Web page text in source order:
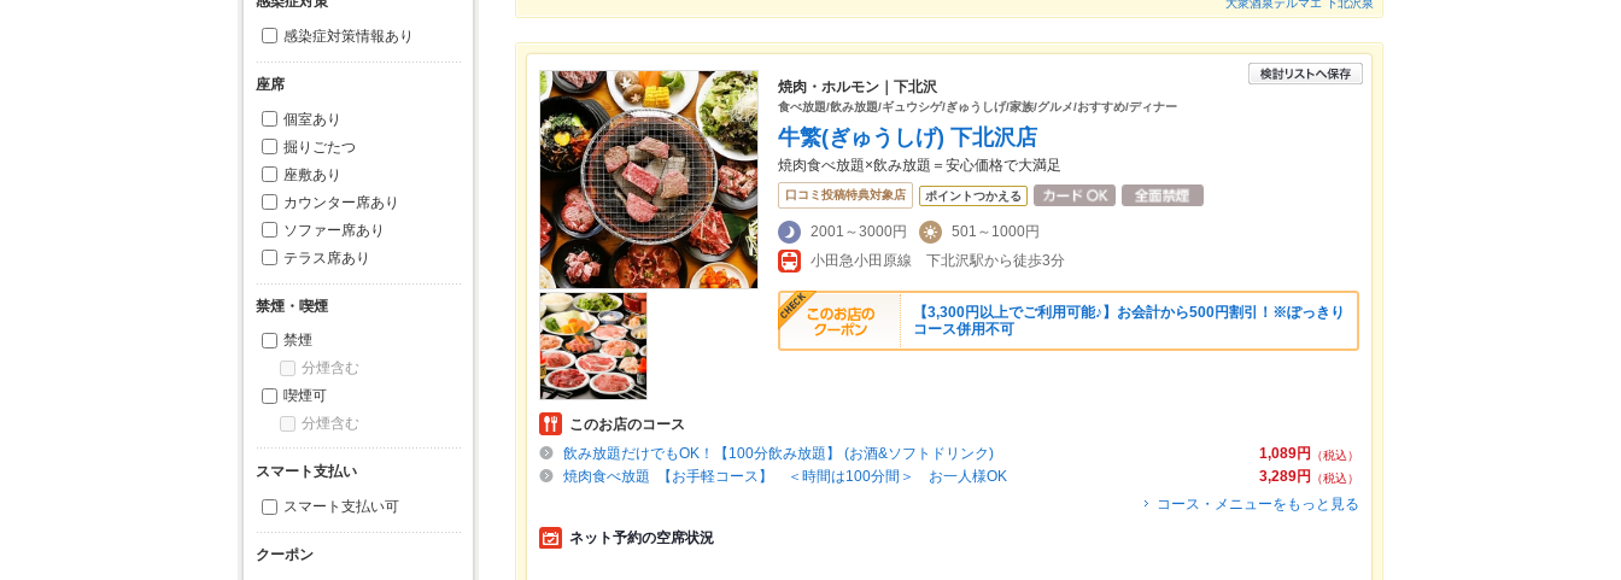
感染症対策情報あり
座席
個室あり
掘りごたつ
座敷あり
カウンター席あり
ソファー席あり
テラス席あり
禁煙・喫煙
禁煙
分煙含む
喫煙可
分煙含む
スマート支払い
スマート支払い可
クーポン
大衆酒泉テルマエ 下北沢泉
焼肉・ホルモン｜下北沢
食べ放題/飲み放題/ギュウシゲ/ぎゅうしげ/家族/グルメ/おすすめ/ディナー
牛繁(ぎゅうしげ) 下北沢店
焼肉食べ放題×飲み放題＝安心価格で大満足
口コミ投稿特典対象店 ポイントつかえる
2001～3000円
501～1000円
小田急小田原線 下北沢駅から徒歩3分
【3,300円以上でご利用可能♪】お会計から500円割引！※ぽっきり
コース併用不可
このお店のコース
1,089円
（税込）
飲み放題だけでもOK！【100分飲み放題】 (お酒&ソフトドリンク)
3,289円
（税込）
焼肉食べ放題 【お手軽コース】 ＜時間は100分間＞ お一人様OK
コース・メニューをもっと見る
ネット予約の空席状況